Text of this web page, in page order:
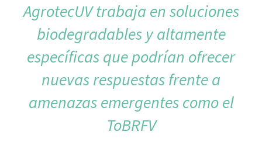
AgrotecUV trabaja en soluciones
biodegradables y altamente
específicas que podrían ofrecer
nuevas respuestas frente a
amenazas emergentes como el
ToBRFV